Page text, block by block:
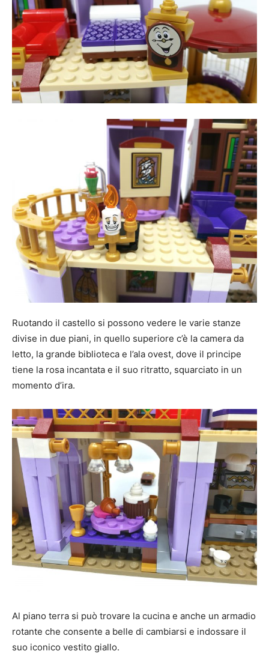
Ruotando il castello si possono vedere le varie stanze
divise in due piani, in quello superiore c’è la camera da
letto, la grande biblioteca e l’ala ovest, dove il principe
tiene la rosa incantata e il suo ritratto, squarciato in un
momento d’ira.
Al piano terra si può trovare la cucina e anche un armadio
rotante che consente a belle di cambiarsi e indossare il
suo iconico vestito giallo.